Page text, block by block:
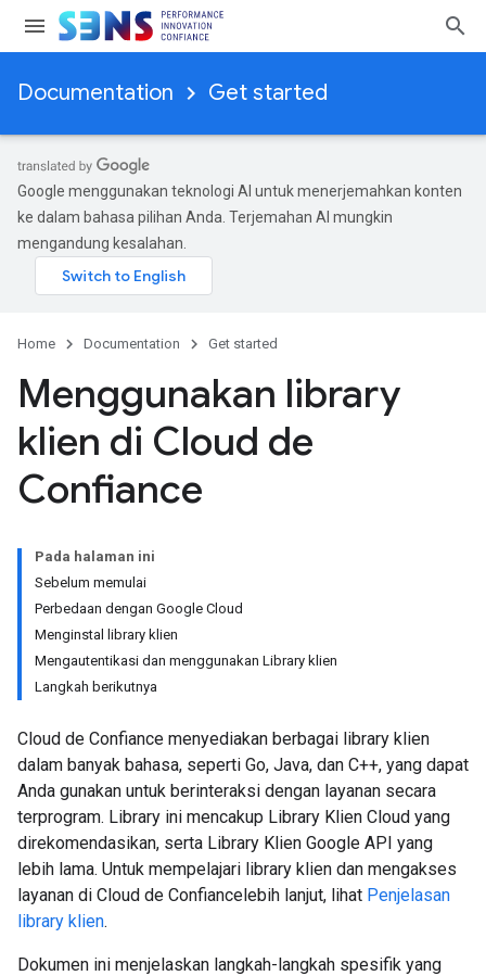
Documentation Get started
Google menggunakan teknologi AI untuk menerjemahkan konten
ke dalam bahasa pilihan Anda. Terjemahan AI mungkin
mengandung kesalahan.
Home Documentation Get started
Menggunakan library
klien di Cloud de
Confiance
Pada halaman ini
Sebelum memulai
Perbedaan dengan Google Cloud
Menginstal library klien
Mengautentikasi dan menggunakan Library klien
Langkah berikutnya
Cloud de Confiance menyediakan berbagai library klien
dalam banyak bahasa, seperti Go, Java, dan C++, yang dapat
Anda gunakan untuk berinteraksi dengan layanan secara
terprogram. Library ini mencakup Library Klien Cloud yang
direkomendasikan, serta Library Klien Google API yang
lebih lama. Untuk mempelajari library klien dan mengakses
layanan di Cloud de Confiancelebih lanjut, lihat Penjelasan
library klien.
Dokumen ini menjelaskan langkah-langkah spesifik yang